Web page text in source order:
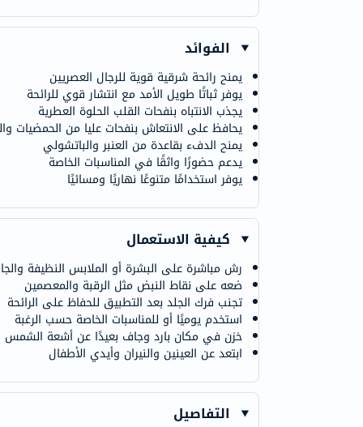
الفوائد
يمنح رائحة شرقية قوية للرجال العصريين
يوفر ثباتًا طويل الأمد مع انتشار قوي للرائحة
يجذب الانتباه بنفحات القلب الحلوة العطرية
يحافظ على الانتعاش بنفحات عليا من الحمضيات
يمنح الدفء بقاعدة من العنبر والباتشولي
يدعم حضورًا واثقًا في المناسبات الخاصة
يوفر استخدامًا متنوعًا نهاريًا ومسائيًا
كيفية الاستعمال
رش مباشرة على البشرة أو الملابس النظيفة
ضعه على نقاط النبض مثل الرقبة والمعصمين
تجنب فرك الجلد بعد التطبيق للحفاظ على الرائحة
استخدم يوميًا أو للمناسبات الخاصة حسب الرغبة
خزن في مكان بارد وجاف بعيدًا عن أشعة الشمس
ابتعد عن العينين والنيران وأيدي الأطفال
التفاصيل